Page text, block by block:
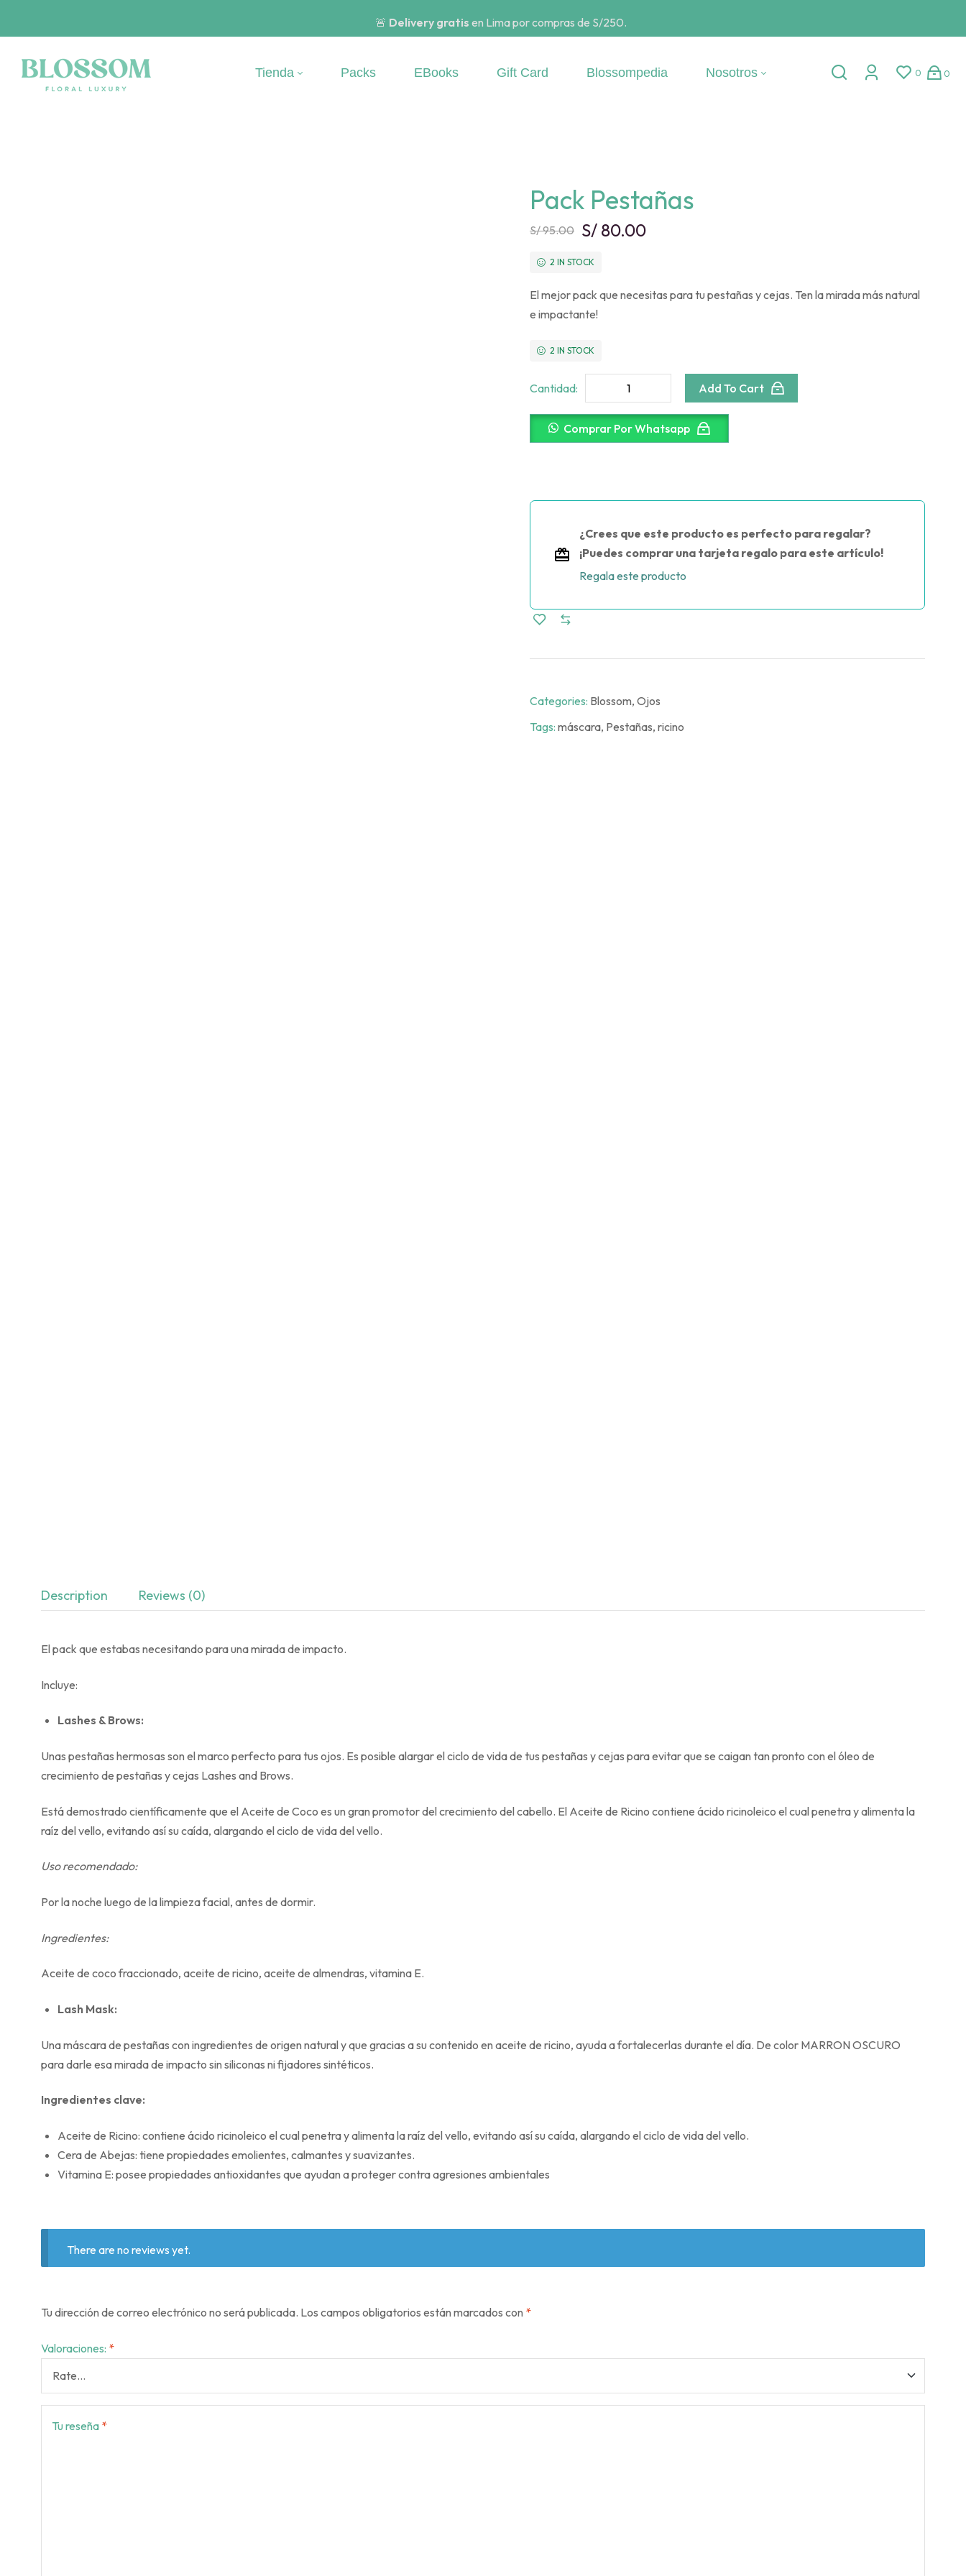
🚨 Delivery gratis en Lima por compras de S/250.
Tienda Packs EBooks Gift Card Blossompedia Nosotros 0 0
Pack Pestañas
S/95.00 S/ 80.00
2 IN STOCK
El mejor pack que necesitas para tu pestañas y cejas. Ten la mirada más natural
e impactante!
2 IN STOCK
Cantidad: Add To Cart
Comprar Por Whatsapp
¿Crees que este producto es perfecto para regalar?
¡Puedes comprar una tarjeta regalo para este artículo!
Regala este producto
Categories: Blossom, Ojos
Tags: máscara, Pestañas, ricino
Description Reviews (0)
El pack que estabas necesitando para una mirada de impacto.
Incluye:
Lashes & Brows:
Unas pestañas hermosas son el marco perfecto para tus ojos. Es posible alargar el ciclo de vida de tus pestañas y cejas para evitar que se caigan tan pronto con el óleo de
crecimiento de pestañas y cejas Lashes and Brows.
Está demostrado científicamente que el Aceite de Coco es un gran promotor del crecimiento del cabello. El Aceite de Ricino contiene ácido ricinoleico el cual penetra y alimenta la
raíz del vello, evitando así su caída, alargando el ciclo de vida del vello.
Uso recomendado:
Por la noche luego de la limpieza facial, antes de dormir.
Ingredientes:
Aceite de coco fraccionado, aceite de ricino, aceite de almendras, vitamina E.
Lash Mask:
Una máscara de pestañas con ingredientes de origen natural y que gracias a su contenido en aceite de ricino, ayuda a fortalecerlas durante el día. De color MARRON OSCURO
para darle esa mirada de impacto sin siliconas ni fijadores sintéticos.
Ingredientes clave:
Aceite de Ricino: contiene ácido ricinoleico el cual penetra y alimenta la raíz del vello, evitando así su caída, alargando el ciclo de vida del vello.
Cera de Abejas: tiene propiedades emolientes, calmantes y suavizantes.
Vitamina E: posee propiedades antioxidantes que ayudan a proteger contra agresiones ambientales
There are no reviews yet.
Tu dirección de correo electrónico no será publicada. Los campos obligatorios están marcados con *
Valoraciones: *
Tu reseña *